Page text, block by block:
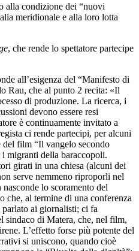
alla condizione dei “nuovi
meridionale e alla loro lotta
, che rende lo spettatore partecipe
all’esigenza del “Manifesto di
Rau, che al punto 2 recita: «Il
di produzione. La ricerca, i
devono essere resi
è continuamente invitato a
ci rende partecipi, per alcuni
del film “Il vangelo secondo
migranti della baraccopoli.
girati in una chiesa (alcuni dei
serve nemmeno riproporli nel
lo scoramento del
che, al termine di una conferenza
parlato ai giornalisti; ci fa
sindaco di Matera, che, nel film,
L’effetto forse più potente del
si uniscono, quando cioè